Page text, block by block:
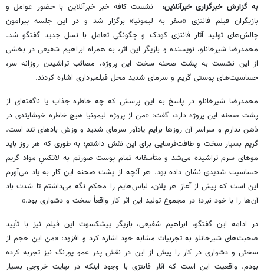
به گزارش خبرگزاری خبرآنلاین،
نشست کافه خبر خبرآنلاین با حضور عوامل و
بازیگران فیلم فانتزی «سفر به لیمونیا» برگزار شد و در این جلسه پیرامون
چالش‌های تولید آثار فانتزی کودک و چگونگی تعامل با نسل جدید گفتگو شد.
محمدرضا شیرخانلو، نویسنده و بازیگر این اثر، به همراه ابراهیم شفیعی در بخشی
از این نشست به پشت صحنه سخت این پروژه، مصائب تراشیدن روزانه سر،
حساسیت‌های پوستی گریم و سرمای شدید محل فیلمبرداری اشاره کردند.
محمدرضا شیرخانلو در پاسخ به این پرسش که چه خاطره جذاب یا ناگفته‌ای از
پشت صحنه این پروژه دارد، گفت: «من از پروژه لیمونیا هیچ خاطره خوشایندی در
ذهن ندارم و سراسر آن روزها برایم یادآور سرمای شدید و وزش بادهای تند است.
گریم بسیار سخت و طاقت‌فرسایی برای این نقش داشتم؛ به طوری که هر روز باید
موهای سرم تراشیده می‌شد و متأسفانه تمام پوست صورتم به لاتکسِ مواد گریم
حساسیت شدیدی نشان داده بود. هر آنچه از پشت صحنه این کار به یاد می‌آورم
این است که پیش از آغاز هر پلان، لباس‌هایم را محکم نگه می‌داشتم تا شدت باد
آن‌ها را با خود نبرد؛ در مجموع تولید این اثر کار واقعاً سخت و دشواری بود.»
در ادامه این گفتگو، ابراهیم شفیعی، بازیگر پیشکسوت این فیلم نیز با تأیید
صحبت‌های شیرخانلو به تجربیات مشابه خود اشاره کرد و افزود: «من این حجم از
سختی و دشواری در کار را پیش از این در نقش پدر عمو پورنگ نیز تجربه کرده
بودم. واقعیت این است که آثار فانتزی با وجود اینکه در نهایت خروجی بسیار